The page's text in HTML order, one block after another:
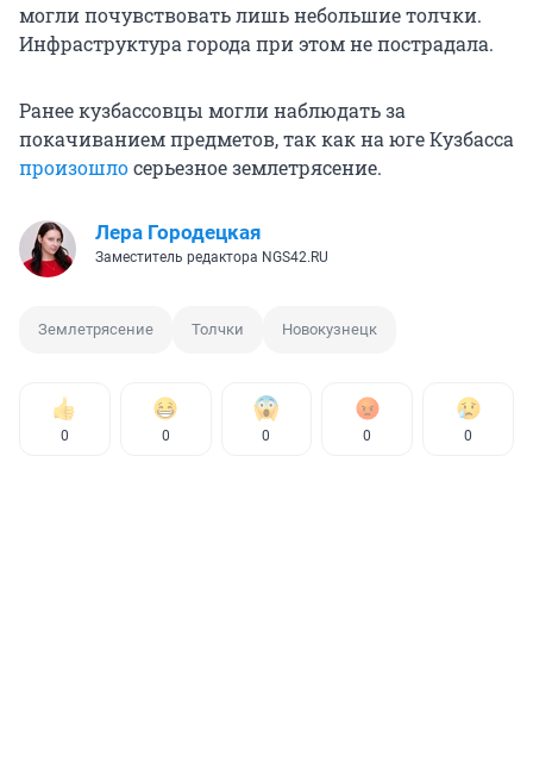
могли почувствовать лишь небольшие толчки.
Инфраструктура города при этом не пострадала.
Ранее кузбассовцы могли наблюдать за
покачиванием предметов, так как на юге Кузбасса
произошлосерьезное землетрясение.
Лера Городецкая
Заместитель редактора NGS42.RU
Землетрясение Толчки Новокузнецк
0 0 0 0 0